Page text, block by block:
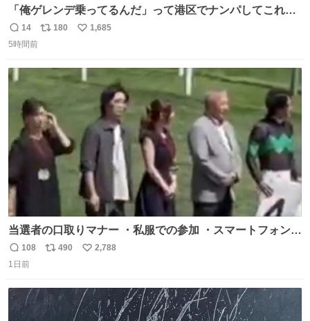
「俺ゲレンデ乗ってるんだ」って港区でナンパしてこれで
迎え行きたい
返
信
14
リ
ト
180
い
数
1,685
5時間前
当選者の口取りマナー ・私服での参加 ・スマートフォンで
の撮影 ・調教師へ自分から握手を求める行為 ・シャツをズ
ボンにインしていない服装 ・ボディーバッグの着用 私も口
ほしい #DMMバヌーシ
返
信
108
リ
ト
数
490
い
数
2,788
1日前